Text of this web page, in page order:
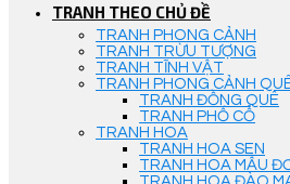
TRANH THEO CHỦ ĐỀ
TRANH PHONG CẢNH
TRANH TRỪU TƯỢNG
TRANH TĨNH VẬT
TRANH PHONG CẢNH
TRANH ĐỒNG QUÊ
TRANH PHỐ CỔ
TRANH HOA
TRANH HOA SEN
TRANH HOA MẪU